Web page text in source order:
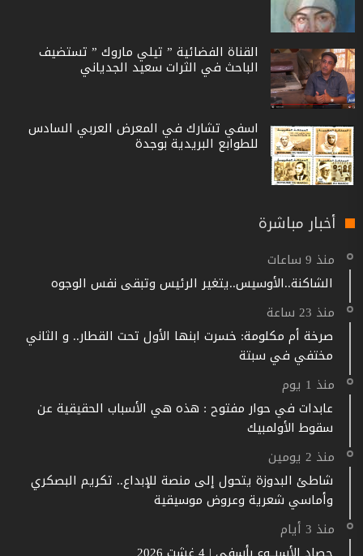
القناة الفضائية ” تيلي ماروك ” تستضيف
الباحث في الثرات سعيد الجدياني
اسفي تشارك في المعرض العربي السادس
للطوابع البريدية بوجدة
أخبار مباشرة
منذ 9 ساعات
الشاكنة..الأوسيس..يتغير الرئيس وتبقى نفس الوجوه
منذ 23 ساعة
صرخة أم مكلومة: خسرت ابنها الأول تحت القطار.. و الثاني
مختفي في سبتة
منذ 1 يوم
عابدات في حوار مفتوح : هذه هي الأسباب الحقيقية عن
سقوط الأولمبيك
منذ 2 يومين
شاطئ البدوزة يتحول إلى منصة للإبداع.. تكريم البصكري
وأماسي شعرية وعروض موسيقية
منذ 3 أيام